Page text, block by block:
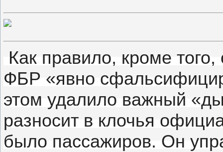
Как правило, кроме
ФБР «явно
этом удалило важный
разносит в клочья
было пассажиров. Он